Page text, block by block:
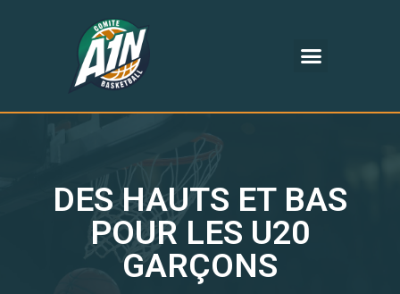
DES HAUTS ET BAS
POUR LES U20
GARÇONS